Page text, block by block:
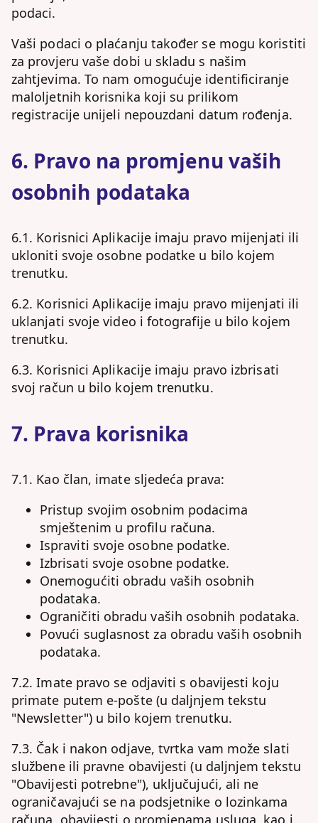
podaci.
Vaši podaci o plaćanju također se mogu koristiti
za provjeru vaše dobi u skladu s našim
zahtjevima. To nam omogućuje identificiranje
maloljetnih korisnika koji su prilikom
registracije unijeli nepouzdani datum rođenja.
6. Pravo na promjenu vaših
osobnih podataka
6.1. Korisnici Aplikacije imaju pravo mijenjati ili
ukloniti svoje osobne podatke u bilo kojem
trenutku.
6.2. Korisnici Aplikacije imaju pravo mijenjati ili
uklanjati svoje video i fotografije u bilo kojem
trenutku.
6.3. Korisnici Aplikacije imaju pravo izbrisati
svoj račun u bilo kojem trenutku.
7. Prava korisnika
7.1. Kao član, imate sljedeća prava:
Pristup svojim osobnim podacima
smještenim u profilu računa.
Ispraviti svoje osobne podatke.
Izbrisati svoje osobne podatke.
Onemogućiti obradu vaših osobnih
podataka.
Ograničiti obradu vaših osobnih podataka.
Povući suglasnost za obradu vaših osobnih
podataka.
7.2. Imate pravo se odjaviti s obavijesti koju
primate putem e-pošte (u daljnjem tekstu
"Newsletter") u bilo kojem trenutku.
7.3. Čak i nakon odjave, tvrtka vam može slati
službene ili pravne obavijesti (u daljnjem tekstu
"Obavijesti potrebne"), uključujući, ali ne
ograničavajući se na podsjetnike o lozinkama
računa, obavijesti o promjenama usluga, kao i